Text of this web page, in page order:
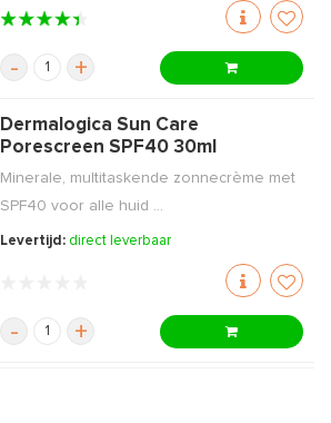
- +
Dermalogica Sun Care
Porescreen SPF40 30ml
Minerale, multitaskende zonnecrème met
SPF40 voor alle huid ...
Levertijd: direct leverbaar
- +